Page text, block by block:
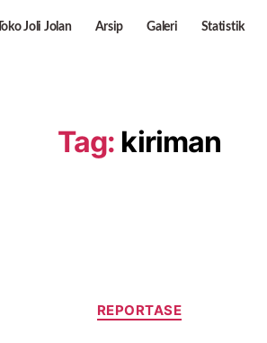
Toko Joli Jolan Arsip Galeri Statistik
Tag: kiriman
REPORTASE